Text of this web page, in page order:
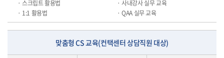
· 스크립트 활용법
· 사내강사 실무 교육
· 1:1 활용법
· QAA 실무 교육
맞춤형 CS 교육(컨택센터 상담직원 대상)